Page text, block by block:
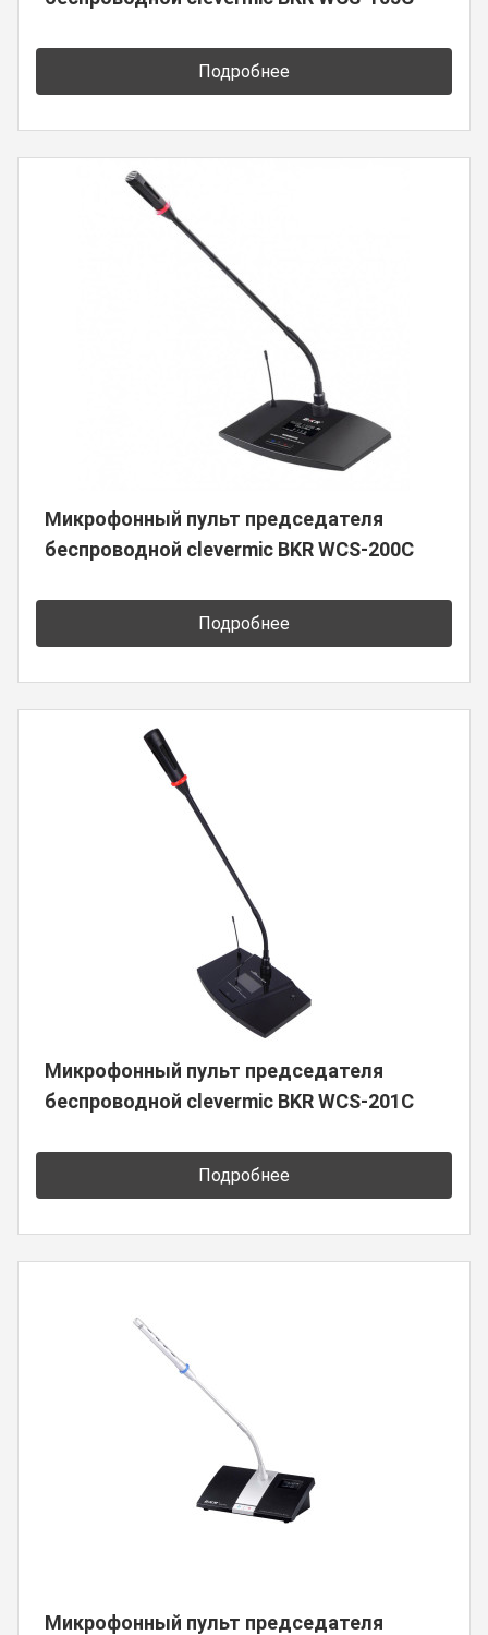
Подробнее
Микрофонный пульт председателя
беспроводной clevermic BKR WCS-200C
Подробнее
Микрофонный пульт председателя
беспроводной clevermic BKR WCS-201C
Подробнее
Микрофонный пульт председателя